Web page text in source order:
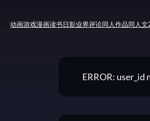
动画游戏漫画读书日影业界评论同人作品同人文
ERROR: user_id